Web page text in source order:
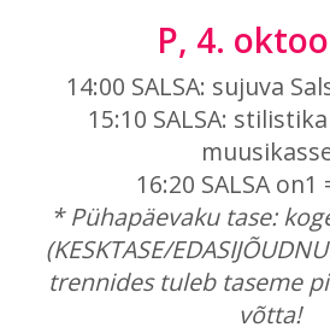
P, 4.
14:00 SALSA: sujuva
15:10 SALSA:
16:20 SALSA on1
* Pühapäevaku tase:
(KESKTASE/
trennides tuleb taseme
võtta!